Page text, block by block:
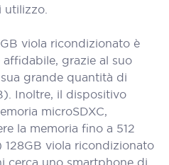
utilizzo.
viola ricondizionato è
grazie al suo
grande quantità di
Inoltre, il dispositivo
microSDXC,
la memoria fino a 512
viola ricondizionato
cerca uno smartphone di